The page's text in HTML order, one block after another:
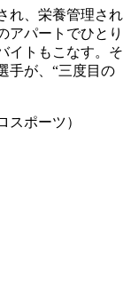
れ、栄養管理され
アパートでひとり
イトもこなす。そ
手が、“三度目の
ポーツ）